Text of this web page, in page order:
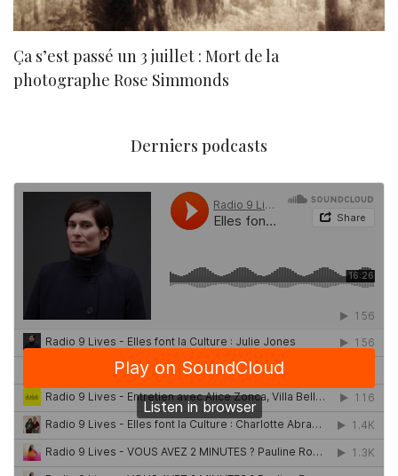
Ça s’est passé un 3 juillet : Mort de la
photographe Rose Simmonds
Derniers podcasts